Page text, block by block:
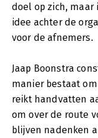
doel op zich,
idee achter de
voor de afnemers.
Jaap Boonstra
manier bestaat
reikt handvatten
om over de route
blijven nadenken